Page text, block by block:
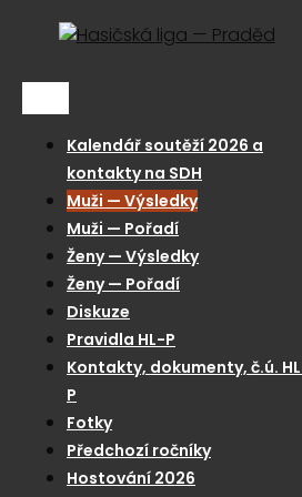
Kalendář soutěží 2026 a
kontakty na SDH
Muži — Výsledky
Muži — Pořadí
Ženy — Výsledky
Ženy — Pořadí
Diskuze
Pravidla HL-P
Kontakty, dokumenty, č.ú.
P
Fotky
Předchozí ročníky
Hostování 2026